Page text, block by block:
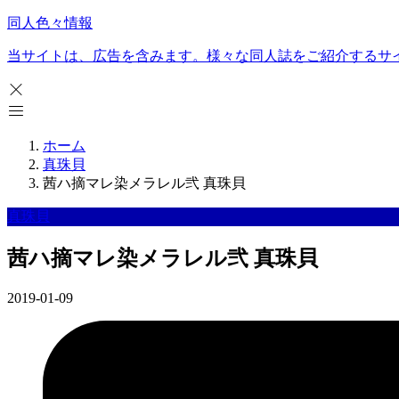
同人色々情報
当サイトは、広告を含みます。様々な同人誌をご紹介するサ
ホーム
真珠貝
茜ハ摘マレ染メラレル弐 真珠貝
真珠貝
茜ハ摘マレ染メラレル弐 真珠貝
2019-01-09